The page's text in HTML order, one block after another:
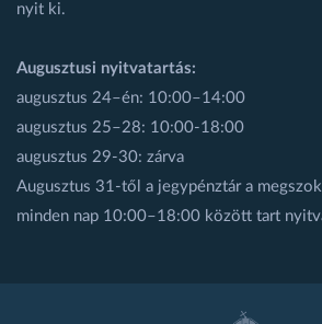
nyit ki.
Augusztusi nyitvatartás:
augusztus 24–én: 10:00–14:00
augusztus 25–28: 10:00-18:00
augusztus 29-30: zárva
Augusztus 31-től a jegypénztár a
minden nap 10:00–18:00 között tart